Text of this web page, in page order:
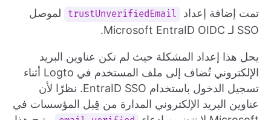
تمت إضافة إعداد trustUnverifiedEmail
لموصل
SSO لـ Microsoft EntraID OIDC.
يحل هذا إعداد المشكلة حيث لم تكن عناوين البريد
الإلكتروني تُضاف إلى ملف المستخدم في Logto أثناء
تسجيل الدخول باستخدام EntraID SSO. نظرًا لأن
عناوين البريد الإلكتروني المدارة من قِبل المؤسسات في